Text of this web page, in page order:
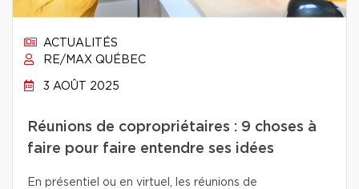
ACTUALITÉS
RE/MAX QUÉBEC
3 AOÛT 2025
Réunions de copropriétaires : 9 choses à
faire pour faire entendre ses idées
En présentiel ou en virtuel, les réunions de